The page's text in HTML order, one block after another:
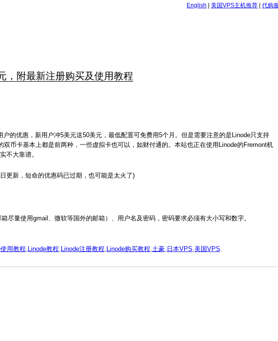
English 美国VPS主机推荐 代购
，附最新注册购买及使用教程
户的优惠，新用户冲5美元送50美元，最低配置可免费用5个月。但是需要注意的是Linode只支持
币卡基本上都是前两种，一些虚拟卡也可以，如财付通的。本站也正在使用Linode的Fremont机
不大靠谱。
更新，短命的优惠码已过期，也可能是太火了)
尽量使用gmail、微软等国外的邮箱）、用户名及密码，密码要求必须有大小写和数字。
用教程, Linode教程, Linode注册教程, Linode购买教程,土豪, 日本VPS,美国VPS.